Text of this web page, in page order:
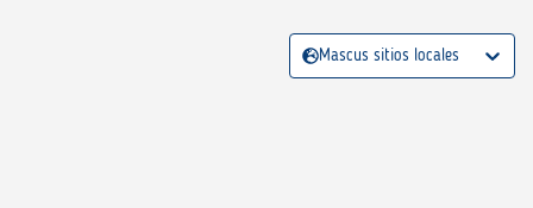
Mascus sitios locales